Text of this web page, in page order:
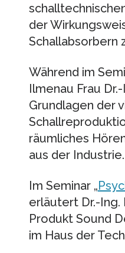
der
Schallabsorbern
Während im
Ilmenau Frau
Grundlagen der
räumliches
aus der Industrie.
Im Seminar „
erläutert Dr.-Ing.
Produkt Sound
im Haus der